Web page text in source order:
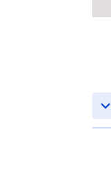
keyboard_arrow_down